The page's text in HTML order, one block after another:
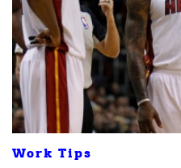
Work Tips
ค้นหา
SHARE TWEET